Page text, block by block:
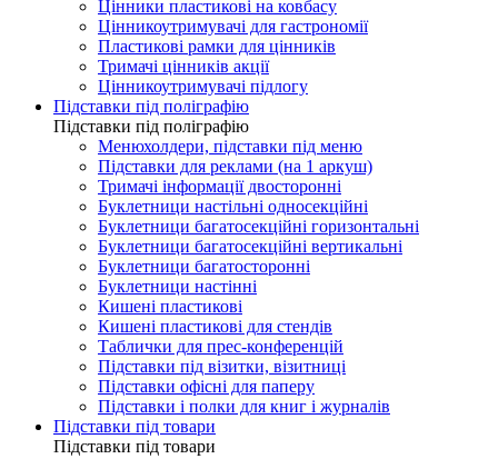
Цінники пластикові на ковбасу
Цінникоутримувачі для гастрономії
Пластикові рамки для цінників
Тримачі цінників акції
Цінникоутримувачі підлогу
Підставки під поліграфію
Підставки під поліграфію
Менюхолдери, підставки під меню
Підставки для реклами (на 1 аркуш)
Тримачі інформації двосторонні
Буклетници настільні односекційні
Буклетници багатосекційні горизонтальні
Буклетници багатосекційні вертикальні
Буклетници багатосторонні
Буклетници настінні
Кишені пластикові
Кишені пластикові для стендів
Таблички для прес-конференцій
Підставки під візитки, візитниці
Підставки офісні для паперу
Підставки і полки для книг і журналів
Підставки під товари
Підставки під товари